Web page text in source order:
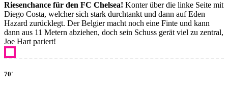
Riesenchance für den FC Chelsea! Konter über die linke Seite mit
Diego Costa, welcher sich stark durchtankt und dann auf Eden
Hazard zurücklegt. Der Belgier macht noch eine Finte und kann
dann aus 11 Metern abziehen, doch sein Schuss gerät viel zu zentral,
Joe Hart pariert!
70'